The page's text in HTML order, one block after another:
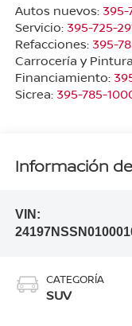
Autos nuevos: 395-
Servicio: 395-725-
Refacciones: 395-
Carrocería y
Financiamiento:
Sicrea: 395-785-
Información
VIN:
CATEGORÍA
SUV